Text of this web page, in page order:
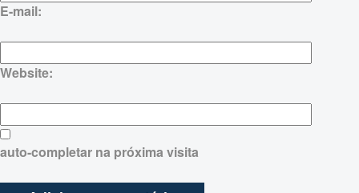
E-mail:
Website:
auto-completar na próxima visita